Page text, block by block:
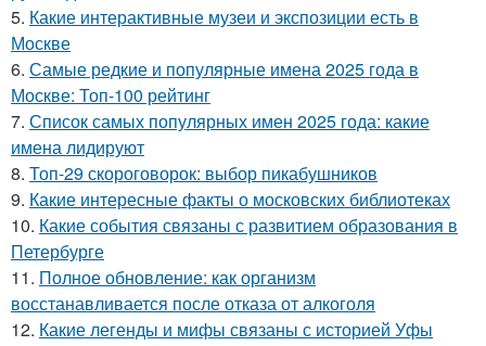
5. Какие интерактивные музеи и экспозиции есть в
Москве
6. Самые редкие и популярные имена 2025 года в
Москве: Топ-100 рейтинг
7. Список самых популярных имен 2025 года: какие
имена лидируют
8. Топ-29 скороговорок: выбор пикабушников
9. Какие интересные факты о московских библиотеках
10. Какие события связаны с развитием образования в
Петербурге
11. Полное обновление: как организм
восстанавливается после отказа от алкоголя
12. Какие легенды и мифы связаны с историей Уфы